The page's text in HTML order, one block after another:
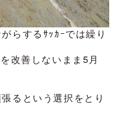
らするｻｯｶｰでは繰り
改善しないまま5月
るという選択をとり